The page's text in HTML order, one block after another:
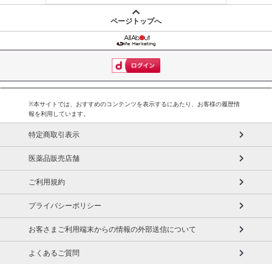
ページトップへ
※本サイトでは、おすすめのコンテンツを表示するにあたり、お客様の履歴情
報を利用しています。
特定商取引表示
医薬品販売店舗
ご利用規約
プライバシーポリシー
お客さまご利用端末からの情報の外部送信について
よくあるご質問